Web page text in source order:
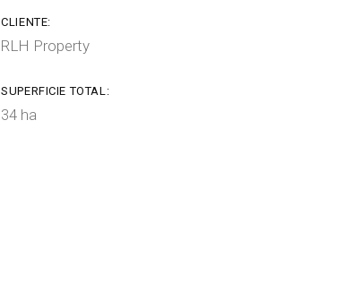
CLIENTE:
RLH Property
SUPERFICIE TOTAL:
34 ha